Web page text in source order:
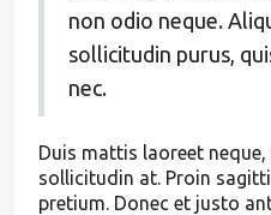
non odio neque.
sollicitudin purus,
nec.
Duis mattis laoreet
sollicitudin at. Proin
pretium. Donec et justo